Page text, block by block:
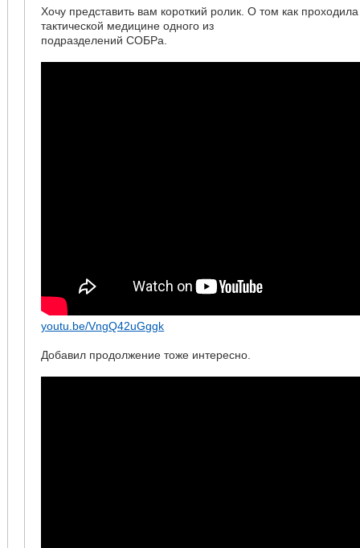
Хочу представить вам короткий ролик. О том как
тактической медицине одного из
подразделений СОБРа.
youtu.be/VngQ42uGggk
Добавил продолжение тоже интересно.